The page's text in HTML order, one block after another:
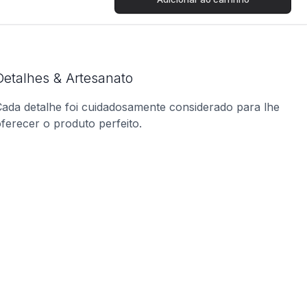
& Artesanato
detalhe foi cuidadosamente considerado para lhe
o produto perfeito.